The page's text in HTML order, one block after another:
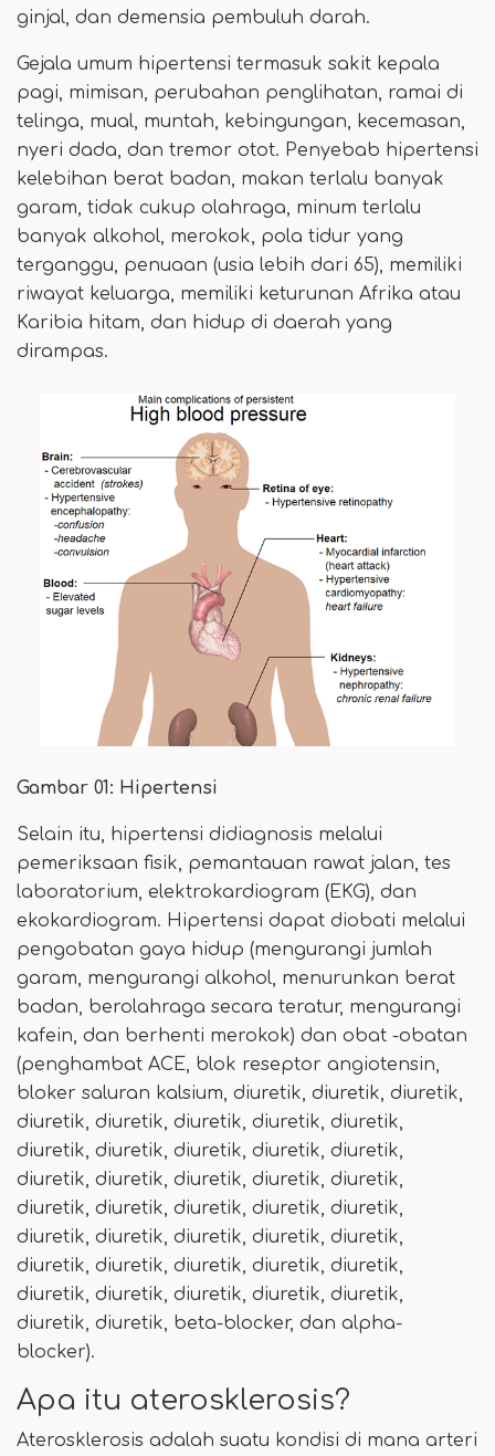
ginjal, dan demensia pembuluh darah.
Gejala umum hipertensi termasuk sakit kepala
pagi, mimisan, perubahan penglihatan, ramai di
telinga, mual, muntah, kebingungan, kecemasan,
nyeri dada, dan tremor otot. Penyebab hipertensi
kelebihan berat badan, makan terlalu banyak
garam, tidak cukup olahraga, minum terlalu
banyak alkohol, merokok, pola tidur yang
terganggu, penuaan (usia lebih dari 65), memiliki
riwayat keluarga, memiliki keturunan Afrika atau
Karibia hitam, dan hidup di daerah yang
dirampas.
Gambar 01: Hipertensi
Selain itu, hipertensi didiagnosis melalui
pemeriksaan fisik, pemantauan rawat jalan, tes
laboratorium, elektrokardiogram (EKG), dan
ekokardiogram. Hipertensi dapat diobati melalui
pengobatan gaya hidup (mengurangi jumlah
garam, mengurangi alkohol, menurunkan berat
badan, berolahraga secara teratur, mengurangi
kafein, dan berhenti merokok) dan obat -obatan
(penghambat ACE, blok reseptor angiotensin,
bloker saluran kalsium, diuretik, diuretik, diuretik,
diuretik, diuretik, diuretik, diuretik, diuretik,
diuretik, diuretik, diuretik, diuretik, diuretik,
diuretik, diuretik, diuretik, diuretik, diuretik,
diuretik, diuretik, diuretik, diuretik, diuretik,
diuretik, diuretik, diuretik, diuretik, diuretik,
diuretik, diuretik, diuretik, diuretik, diuretik,
diuretik, diuretik, diuretik, diuretik, diuretik,
diuretik, diuretik, beta-blocker, dan alpha-
blocker).
Apa itu aterosklerosis?
Aterosklerosis adalah suatu kondisi di mana arteri